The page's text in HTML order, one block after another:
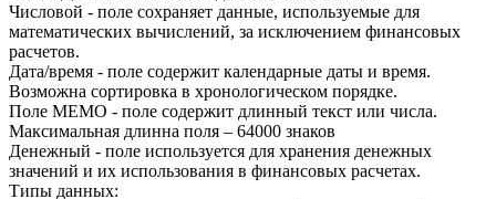
Числовой - поле сохраняет данные, используемые для
математических вычислений, за исключением финансовых
расчетов.
Дата/время - поле содержит календарные даты и время.
Возможна сортировка в хронологическом порядке.
Поле МЕМО - поле содержит длинный текст или числа.
Максимальная длинна поля – 64000 знаков
Денежный - поле используется для хранения денежных
значений и их использования в финансовых расчетах.
Типы данных: